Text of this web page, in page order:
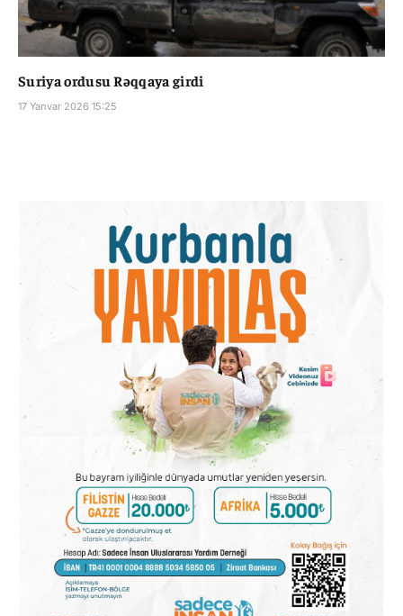
Suriya ordusu Rəqqaya girdi
17 Yanvar 2026 15:25